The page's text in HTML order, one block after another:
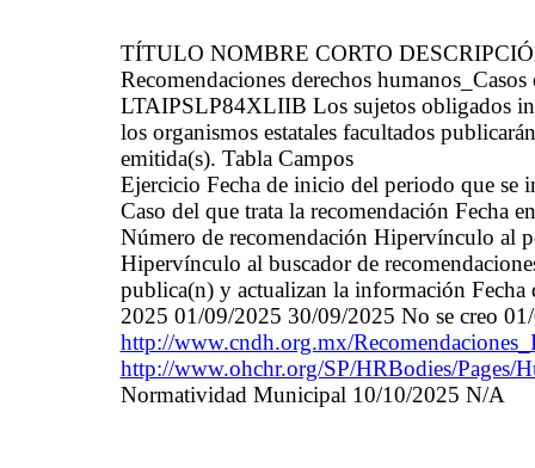
TÍTULO NOMBRE CORTO
Recomendaciones derechos
LTAIPSLP84XLIIB Los sujetos obligados
los organismos estatales facultados
emitida(s). Tabla Campos
Ejercicio Fecha de inicio del periodo que se
Caso del que trata la recomendación Fecha
Número de recomendación Hipervínculo al
Hipervínculo al buscador de
publica(n) y actualizan la información Fecha
2025 01/09/2025 30/09/2025 No se creo
http://www.cndh.org.mx/
http://www.ohchr.org/SP/HRBodies/Pages/
Normatividad Municipal 10/10/2025 N/A